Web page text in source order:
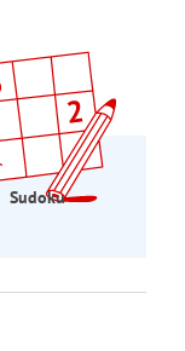
Sudoku